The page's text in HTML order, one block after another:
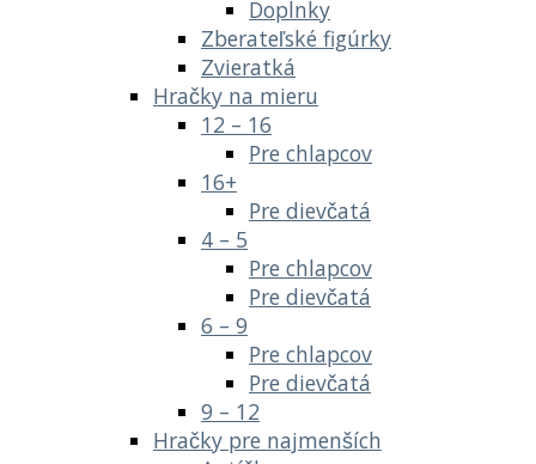
Doplnky
Zberateľské figúrky
Zvieratká
Hračky na mieru
12 – 16
Pre chlapcov
16+
Pre dievčatá
4 – 5
Pre chlapcov
Pre dievčatá
6 – 9
Pre chlapcov
Pre dievčatá
9 – 12
Hračky pre najmenších